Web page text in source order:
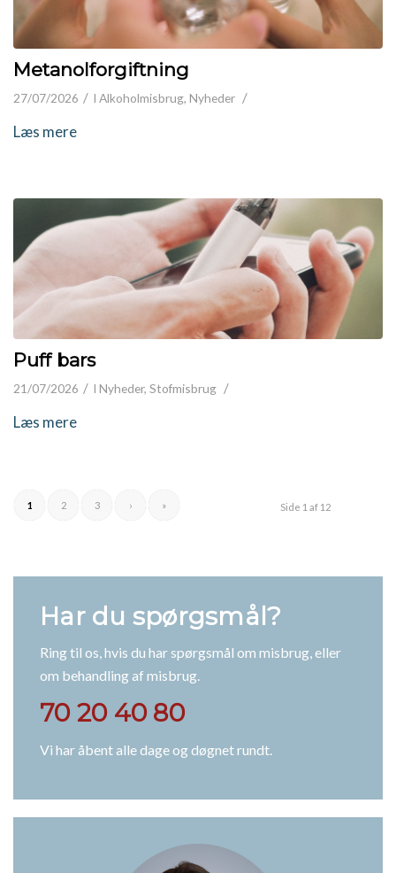
Metanolforgiftning
27/07/2026 / I Alkoholmisbrug, Nyheder /
Læs mere
Puff bars
21/07/2026 / I Nyheder, Stofmisbrug /
Læs mere
Side 1 af 12
1 2 3 › »
Har du spørgsmål?
Ring til os, hvis du har spørgsmål om misbrug, eller
om behandling af misbrug.
70 20 40 80
Vi har åbent alle dage og døgnet rundt.